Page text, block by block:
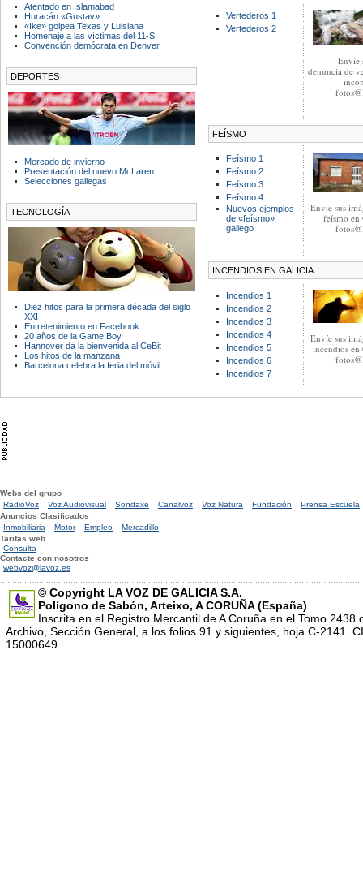
Atentado en Islamabad
Huracán «Gustav»
«Ike» golpea Texas y Luisiana
Homenaje a las víctimas del 11-S
Convención demócrata en Denver
DEPORTES
Mercado de invierno
Presentación del nuevo McLaren
Selecciones gallegas
TECNOLOGÍA
Diez hitos para la primera década del siglo
XXI
Entretenimiento en Facebook
20 años de la Game Boy
Hannover da la bienvenida al CeBit
Los hitos de la manzana
Barcelona celebra la feria del móvil
Envíe
denuncia de
Vertederos 1
Vertederos 2
FEÍSMO
Envíe sus
feísmo en
Feísmo 1
Feísmo 2
Feísmo 3
Feísmo 4
Nuevos ejemplos
de «feísmo»
gallego
INCENDIOS EN GALICIA
Envíe sus
incendios en
Incendios 1
Incendios 2
Incendios 3
Incendios 4
Incendios 5
Incendios 6
Incendios 7
Webs del grupo
RadioVoz
Voz Audiovisual Sondaxe Canalvoz Voz Natura Fundación
Prensa Escuela
Anuncios Clasificados
Inmobiliaria
Motor Empleo
Mercadillo
Tarifas web
Consulta
Contacte con nosotros
webvoz@lavoz.es
© Copyright LA VOZ DE GALICIA S.A.
Polígono de Sabón, Arteixo, A CORUÑA (España)
Inscrita en el Registro Mercantil de A Coruña en el Tomo 2438
Archivo, Sección General, a los folios 91 y siguientes, hoja C-2141.
15000649.